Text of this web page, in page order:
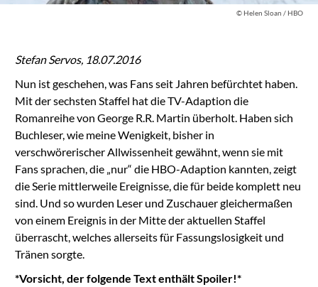
© Helen Sloan / HBO
Stefan Servos, 18.07.2016
Nun ist geschehen, was Fans seit Jahren befürchtet haben.
Mit der sechsten Staffel hat die TV-Adaption die
Romanreihe von George R.R. Martin überholt. Haben sich
Buchleser, wie meine Wenigkeit, bisher in
verschwörerischer Allwissenheit gewähnt, wenn sie mit
Fans sprachen, die „nur“ die HBO-Adaption kannten, zeigt
die Serie mittlerweile Ereignisse, die für beide komplett neu
sind. Und so wurden Leser und Zuschauer gleichermaßen
von einem Ereignis in der Mitte der aktuellen Staffel
überrascht, welches allerseits für Fassungslosigkeit und
Tränen sorgte.
*Vorsicht, der folgende Text enthält Spoiler!*